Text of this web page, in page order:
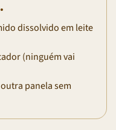
dissolvido em leite
(ninguém vai
panela sem